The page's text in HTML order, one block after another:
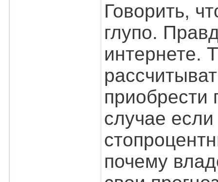
Говорить,
глупо.
интернете.
приобрести
случае
почему